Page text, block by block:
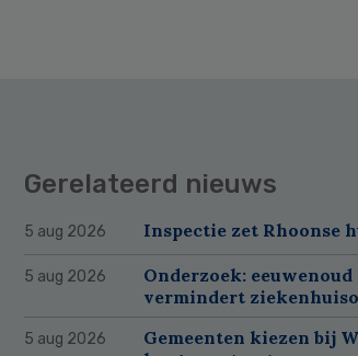
Gerelateerd nieuws
5 aug 2026 Inspectie zet Rhoonse
5 aug 2026
Onderzoek:
vermindert
5 aug 2026
Gemeenten kiezen bij